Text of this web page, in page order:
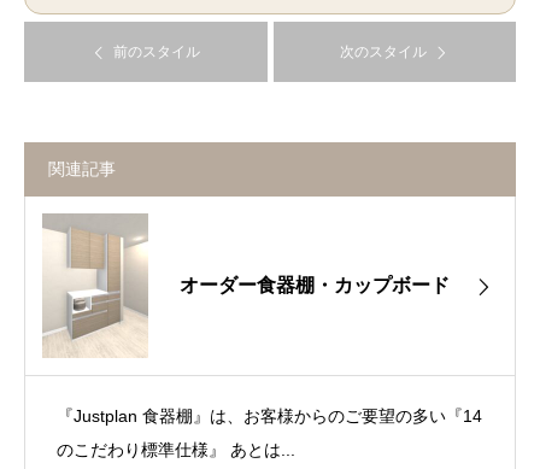
前のスタイル 次のスタイル
関連記事
オーダー食器棚・カップボード
『Justplan 食器棚』は、お客様からのご要望の多い『14
のこだわり標準仕様』 あとは...